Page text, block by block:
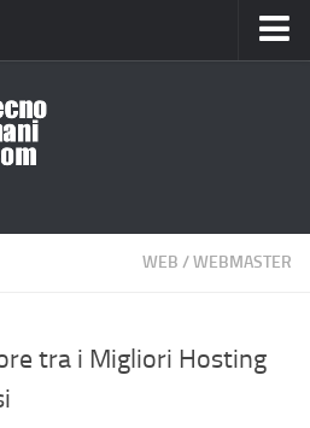
WEB /WEBMASTER
tra i Migliori Hosting